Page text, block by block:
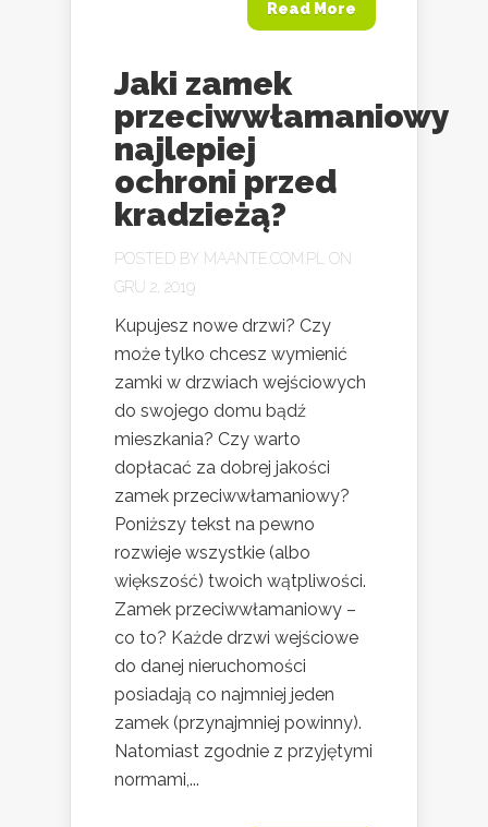
Read More
Jaki zamek
przeciwwłamaniowy
najlepiej
ochroni przed
kradzieżą?
POSTED BY MAANTE.COM.PL
ON
GRU 2, 2019
Kupujesz nowe drzwi? Czy
może tylko chcesz wymienić
zamki w drzwiach wejściowych
do swojego domu bądź
mieszkania? Czy warto
dopłacać za dobrej jakości
zamek przeciwwłamaniowy?
Poniższy tekst na pewno
rozwieje wszystkie (albo
większość) twoich wątpliwości.
Zamek przeciwwłamaniowy –
co to? Każde drzwi wejściowe
do danej nieruchomości
posiadają co najmniej jeden
zamek (przynajmniej powinny).
Natomiast zgodnie z przyjętymi
normami,...